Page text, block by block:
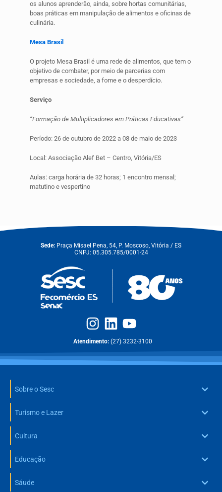
os alunos aprenderão, ainda, sobre hortas comunitárias,
boas práticas em manipulação de alimentos e oficinas de
culinária.
Mesa Brasil
O projeto Mesa Brasil é uma rede de alimentos, que tem o
objetivo de combater, por meio de parcerias com
empresas e sociedade, a fome e o desperdício.
Serviço
“Formação de Multiplicadores em Práticas Educativas”
Período: 26 de outubro de 2022 a 08 de maio de 2023
Local: Associação Alef Bet – Centro, Vitória/ES
Aulas: carga horária de 32 horas; 1 encontro mensal;
matutino e vespertino
Sede: Praça Misael Pena, 54, P. Moscoso, Vitória / ES
CNPJ: 05.305.785/0001-24
Atendimento: (27) 3232-3100
Sobre o Sesc
Turismo e Lazer
Cultura
Educação
Sáude